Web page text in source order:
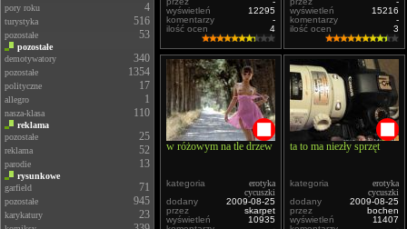
pory roku 4
turystyka 516
pozostałe 53
pozostałe
demotywatory
340
pozostałe 1354
polityczne 17
allegro 1
nasza-klasa 110
reklama
pozostałe
25
reklama 52
parodie 13
rysunkowe
garfield
71
pozostałe 945
karykatury 23
wyświetleń
12295
komentarzy
-
ilość ocen
4
wyświetleń
15216
komentarzy
-
ilość ocen
3
w różowym na tle drzew
kategoria
erotyka
cycuszki
dodany
2009-08-25
przez
skarpet
wyświetleń
10935
ta to ma niezły sprzęt
kategoria
erotyka
cycuszki
dodany
2009-08-25
przez
bochen
wyświetleń
11407